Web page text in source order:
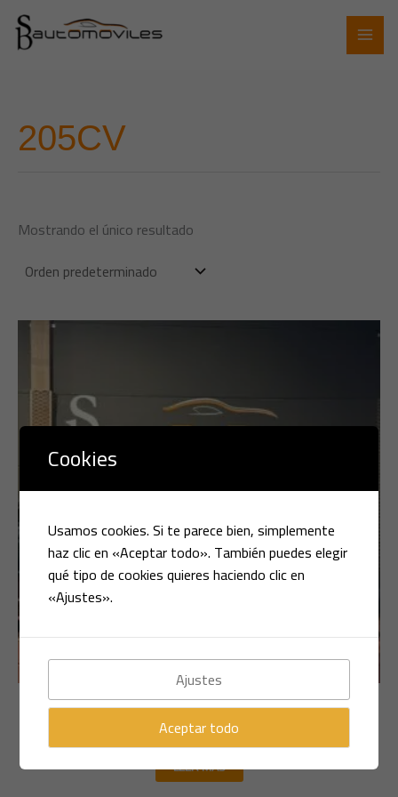
contenido
205CV
Mostrando el único resultado
Multimarca
VOLVO S80 2.4 D 205CV
LEER MÁS
Cookies
Usamos cookies. Si te parece bien, simplemente
haz clic en «Aceptar todo». También puedes elegir
qué tipo de cookies quieres haciendo clic en
«Ajustes».
Ajustes
Aceptar todo